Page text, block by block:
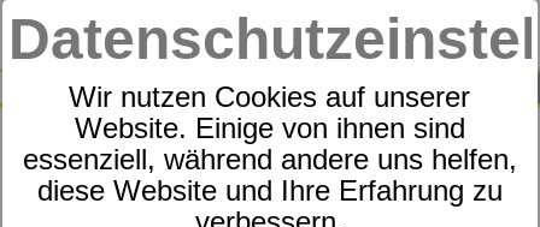
Wir nutzen Cookies auf unserer
Website. Einige von ihnen sind
essenziell, während andere uns helfen,
diese Website und Ihre Erfahrung zu
SUCHE
0
Bettwäsche Feinbiber allover